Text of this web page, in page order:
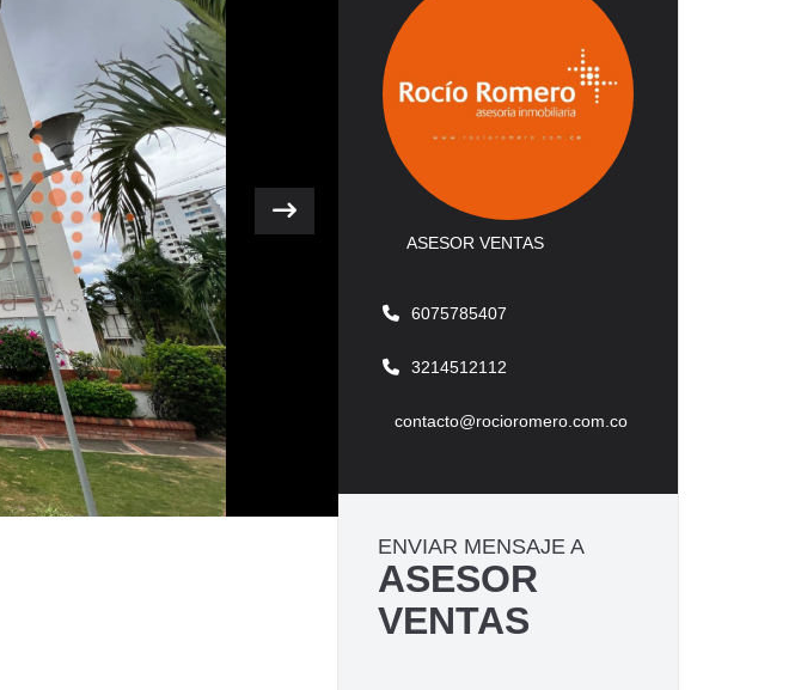
Next
ASESOR VENTAS
6075785407
3214512112
contacto@rocioromero.com.co
ENVIAR MENSAJE A
ASESOR
VENTAS